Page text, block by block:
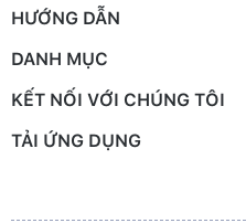
HƯỚNG DẪN
DANH MỤC
KẾT NỐI VỚI CHÚNG TÔI
TẢI ỨNG DỤNG